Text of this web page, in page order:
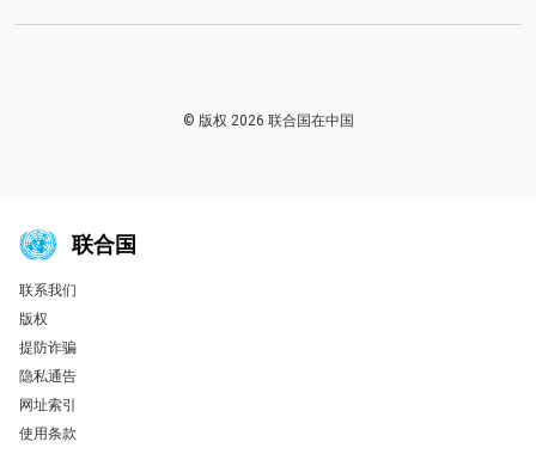
© 版权 2026 联合国在中国
联合国
Global U.N. menu
联系我们
版权
提防诈骗
隐私通告
网址索引
使用条款